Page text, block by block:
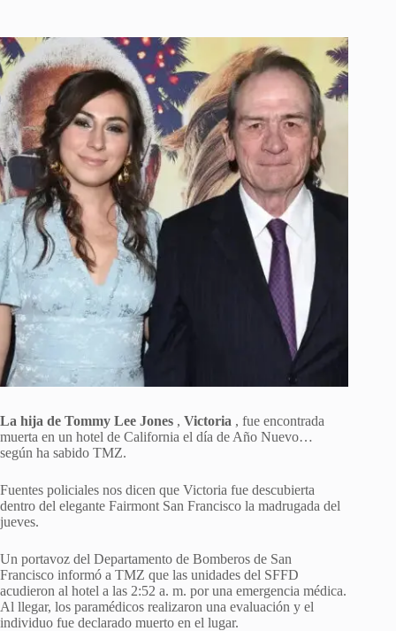
La hija de Tommy Lee Jones , Victoria , fue encontrada
muerta en un hotel de California el día de Año Nuevo…
según ha sabido TMZ.
Fuentes policiales nos dicen que Victoria fue descubierta
dentro del elegante Fairmont San Francisco la madrugada del
jueves.
Un portavoz del Departamento de Bomberos de San
Francisco informó a TMZ que las unidades del SFFD
acudieron al hotel a las 2:52 a. m. por una emergencia médica.
Al llegar, los paramédicos realizaron una evaluación y el
individuo fue declarado muerto en el lugar.